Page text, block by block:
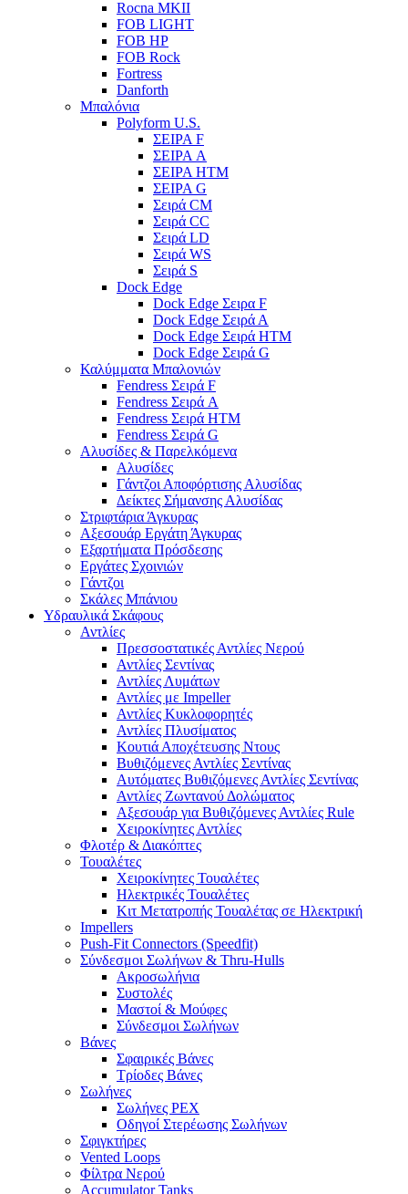
Rocna MKII
FOB LIGHT
FOB HP
FOB Rock
Fortress
Danforth
Μπαλόνια
Polyform U.S.
ΣΕΙΡΑ F
ΣΕΙΡΑ A
ΣΕΙΡΑ HTM
ΣΕΙΡΑ G
Σειρά CM
Σειρά CC
Σειρά LD
Σειρά WS
Σειρά S
Dock Edge
Dock Edge Σειρα F
Dock Edge Σειρά Α
Dock Edge Σειρά HTM
Dock Edge Σειρά G
Καλύμματα Μπαλονιών
Fendress Σειρά F
Fendress Σειρά A
Fendress Σειρά HTM
Fendress Σειρά G
Αλυσίδες & Παρελκόμενα
Αλυσίδες
Γάντζοι Αποφόρτισης Αλυσίδας
Δείκτες Σήμανσης Αλυσίδας
Στριφτάρια Άγκυρας
Αξεσουάρ Εργάτη Άγκυρας
Εξαρτήματα Πρόσδεσης
Εργάτες Σχοινιών
Γάντζοι
Σκάλες Μπάνιου
Υδραυλικά Σκάφους
Αντλίες
Πρεσσοστατικές Αντλίες Νερού
Αντλίες Σεντίνας
Αντλίες Λυμάτων
Αντλίες με Impeller
Αντλίες Κυκλοφορητές
Αντλίες Πλυσίματος
Κουτιά Αποχέτευσης Ντους
Βυθιζόμενες Αντλίες Σεντίνας
Αυτόματες Βυθιζόμενες Αντλίες Σεντίνας
Αντλίες Ζωντανού Δολώματος
Αξεσουάρ για Βυθιζόμενες Αντλίες Rule
Χειροκίνητες Αντλίες
Φλοτέρ & Διακόπτες
Τουαλέτες
Χειροκίνητες Τουαλέτες
Ηλεκτρικές Τουαλέτες
Κιτ Μετατροπής Τουαλέτας σε Ηλεκτρική
Impellers
Push-Fit Connectors (Speedfit)
Σύνδεσμοι Σωλήνων & Thru-Hulls
Ακροσωλήνια
Συστολές
Μαστοί & Μούφες
Σύνδεσμοι Σωλήνων
Βάνες
Σφαιρικές Βάνες
Τρίοδες Βάνες
Σωλήνες
Σωλήνες PEX
Οδηγοί Στερέωσης Σωλήνων
Σφιγκτήρες
Vented Loops
Φίλτρα Νερού
Accumulator Tanks